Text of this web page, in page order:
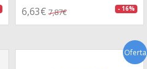
6,63€ 7,87€ - 16%
Oferta